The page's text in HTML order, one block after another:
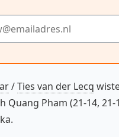
/Ties van der Lecq
Pham (21-14, 21-